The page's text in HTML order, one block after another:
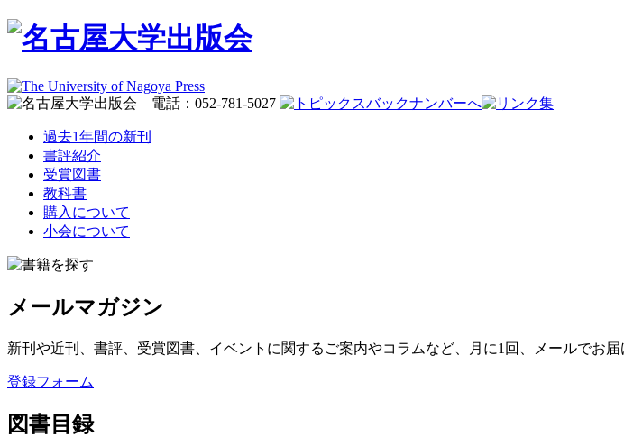
過去1年間の新刊
書評紹介
受賞図書
教科書
購入について
小会について
メールマガジン
新刊や近刊、書評、受賞図書、イベントに関するご案内やコラムなど、月に1回、メールでお
登録フォーム
図書目録